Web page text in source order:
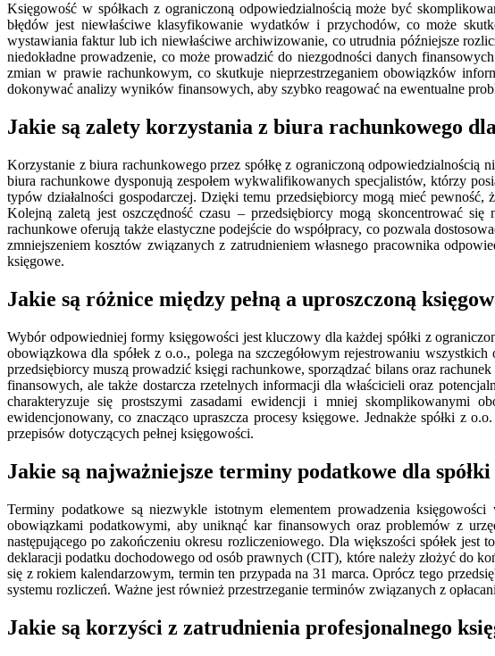
Księgowość w spółkach z ograniczoną odpowiedzialnością może być
błędów jest niewłaściwe klasyfikowanie wydatków i przychodów, co może
wystawiania faktur lub ich niewłaściwe archiwizowanie, co utrudnia późniejsze
niedokładne prowadzenie, co może prowadzić do niezgodności danych
zmian w prawie rachunkowym, co skutkuje nieprzestrzeganiem obowiązków
dokonywać analizy wyników finansowych, aby szybko reagować na ewentualne
Jakie są zalety korzystania z biura rachunkowego
Korzystanie z biura rachunkowego przez spółkę z ograniczoną odpowiedzialnością
biura rachunkowe dysponują zespołem wykwalifikowanych specjalistów, którzy
typów działalności gospodarczej. Dzięki temu przedsiębiorcy mogą mieć
Kolejną zaletą jest oszczędność czasu – przedsiębiorcy mogą skoncentrować
rachunkowe oferują także elastyczne podejście do współpracy, co pozwala
zmniejszeniem kosztów związanych z zatrudnieniem własnego pracownika
księgowe.
Jakie są różnice między pełną a uproszczoną
Wybór odpowiedniej formy księgowości jest kluczowy dla każdej spółki z
obowiązkowa dla spółek z o.o., polega na szczegółowym rejestrowaniu
przedsiębiorcy muszą prowadzić księgi rachunkowe, sporządzać bilans oraz
finansowych, ale także dostarcza rzetelnych informacji dla właścicieli oraz
charakteryzuje się prostszymi zasadami ewidencji i mniej skomplikowanymi
ewidencjonowany, co znacząco upraszcza procesy księgowe. Jednakże spółki z
przepisów dotyczących pełnej księgowości.
Jakie są najważniejsze terminy podatkowe dla spółki
Terminy podatkowe są niezwykle istotnym elementem prowadzenia
obowiązkami podatkowymi, aby uniknąć kar finansowych oraz problemów z
następującego po zakończeniu okresu rozliczeniowego. Dla większości spółek
deklaracji podatku dochodowego od osób prawnych (CIT), które należy złożyć do
się z rokiem kalendarzowym, termin ten przypada na 31 marca. Oprócz tego
systemu rozliczeń. Ważne jest również przestrzeganie terminów związanych z
Jakie są korzyści z zatrudnienia profesjonalnego